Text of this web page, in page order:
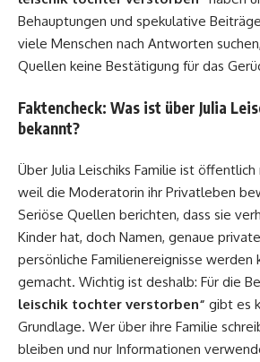
Behauptungen und spekulative
viele Menschen nach Antworten
Quellen keine Bestätigung für das
Faktencheck: Was ist über Julia
bekannt?
Über Julia Leischiks Familie ist
weil die Moderatorin ihr Privatleben
Seriöse Quellen berichten, dass sie
Kinder hat, doch Namen, genaue
persönliche Familienereignisse werden
gemacht. Wichtig ist deshalb: Für die
leischik tochter verstorben“ gibt es
Grundlage. Wer über ihre Familie
bleiben und nur Informationen